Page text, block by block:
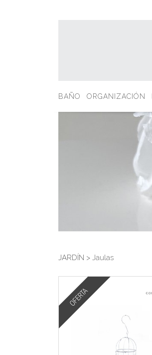
BAÑO ORGANIZACIÓN
JARDÍN > Jaulas
OFERTA